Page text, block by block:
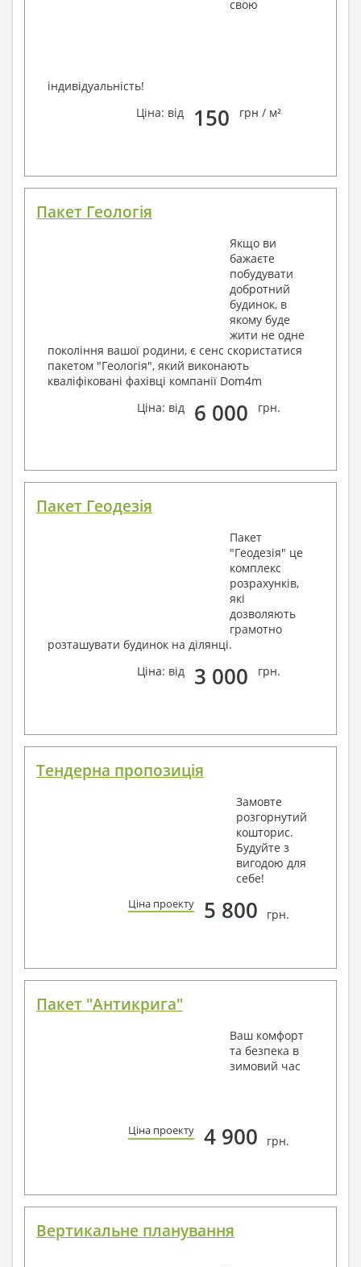
свою
індивідуальність!
Ціна: від
150 грн / м²
Пакет Геологія
Якщо ви
бажаєте
побудувати
добротний
будинок, в
якому буде
жити не одне
покоління вашої родини, є сенс скористатися
пакетом "Геологія", який виконають
кваліфіковані фахівці компанії Dom4m
Ціна: від
6 000 грн.
Пакет Геодезія
Пакет
"Геодезія" це
комплекс
розрахунків,
які
дозволяють
грамотно
розташувати будинок на ділянці.
Ціна: від
3 000 грн.
Тендерна пропозиція
Замовте
розгорнутий
кошторис.
Будуйте з
вигодою для
себе!
Ціна проекту 5 800 грн.
Пакет "Антикрига"
Ваш комфорт
та безпека в
зимовий час
Ціна проекту 4 900 грн.
Вертикальне планування